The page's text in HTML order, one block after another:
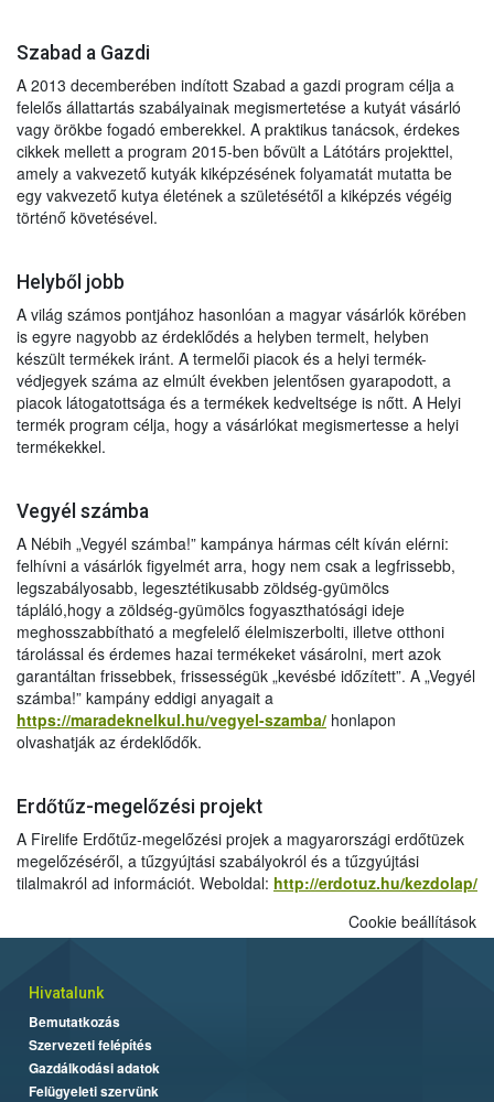
Szabad a Gazdi
A 2013 decemberében indított Szabad a gazdi program célja a
felelős állattartás szabályainak megismertetése a kutyát vásárló
vagy örökbe fogadó emberekkel. A praktikus tanácsok, érdekes
cikkek mellett a program 2015-ben bővült a Látótárs projekttel,
amely a vakvezető kutyák kiképzésének folyamatát mutatta be
egy vakvezető kutya életének a születésétől a kiképzés végéig
történő követésével.
Helyből jobb
A világ számos pontjához hasonlóan a magyar vásárlók körében
is egyre nagyobb az érdeklődés a helyben termelt, helyben
készült termékek iránt. A termelői piacok és a helyi termék-
védjegyek száma az elmúlt években jelentősen gyarapodott, a
piacok látogatottsága és a termékek kedveltsége is nőtt. A Helyi
termék program célja, hogy a vásárlókat megismertesse a helyi
termékekkel.
Vegyél számba
A Nébih „Vegyél számba!” kampánya hármas célt kíván elérni:
felhívni a vásárlók figyelmét arra, hogy nem csak a legfrissebb,
legszabályosabb, legesztétikusabb zöldség-gyümölcs
tápláló,hogy a zöldség-gyümölcs fogyaszthatósági ideje
meghosszabbítható a megfelelő élelmiszerbolti, illetve otthoni
tárolással és érdemes hazai termékeket vásárolni, mert azok
garantáltan frissebbek, frissességük „kevésbé időzített”. A „Vegyél
számba!” kampány eddigi anyagait a
https://maradeknelkul.hu/vegyel-szamba/ honlapon
olvashatják az érdeklődők.
Erdőtűz-megelőzési projekt
A Firelife Erdőtűz-megelőzési projek a magyarországi erdőtüzek
megelőzéséről, a tűzgyújtási szabályokról és a tűzgyújtási
tilalmakról ad információt. Weboldal: http://erdotuz.hu/kezdolap/
Cookie beállítások
Hivatalunk
Bemutatkozás
Szervezeti felépítés
Gazdálkodási adatok
Felügyeleti szervünk